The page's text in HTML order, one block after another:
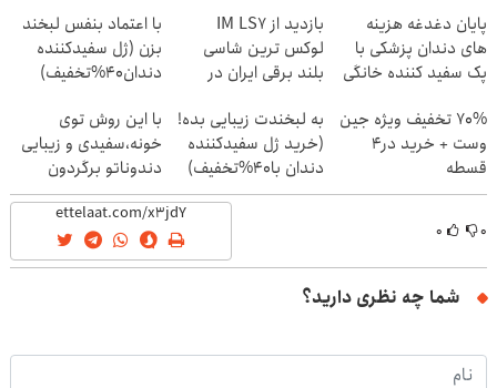
پایان دغدغه هزینه
های دندان پزشکی با
پک سفید کننده خانگی
بازدید از IM LS7
لوکس ترین شاسی
بلند برقی ایران در
با اعتماد بنفس لبخند
بزن (ژل سفیدکننده
دندان40%تخفیف)
70% تخفیف ویژه جین
وست + خرید در4
قسطه
به لبخندت زیبایی بده!
(خرید ژل سفیدکننده
دندان با40%تخفیف)
با این روش توی
خونه،سفیدی و زیبایی
دندوناتو برگردون
(40%off)
۰ ۰
شما چه نظری دارید؟